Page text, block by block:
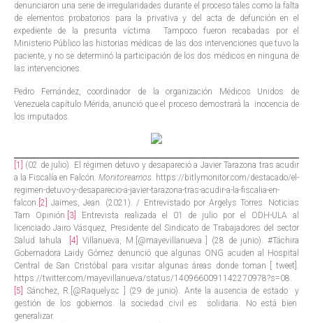
denunciaron una serie de irregularidades durante el proceso tales como la falta
de elementos probatorios para la privativa y del acta de defunción en el
expediente de la presunta víctima. Tampoco fueron recabadas por el
Ministerio Público las historias médicas de las dos intervenciones que tuvo la
paciente, y no se determinó la participación de los dos médicos en ninguna de
las intervenciones.
Pedro Fernández, coordinador de la organización Médicos Unidos de
Venezuela capítulo Mérida, anunció que el proceso demostrará la inocencia de
los imputados.
[1]
(02 de julio). El régimen detuvo y desapareció a Javier Tarazona tras acudir
a la Fiscalía en Falcón. Monitoreamos. https://bitlymonitor.com/destacado/el-
regimen-detuvo-y-desaparecio-a-javier-tarazona-tras-acudir-a-la-fiscalia-en-
falcon. [2]
Jaimes, Jean. (2021). / Entrevistado por Argelys Torres. Noticias
Tam Opinión. [3]
Entrevista realizada el 01 de julio por el ODH-ULA al
licenciado Jairo Vásquez, Presidente del Sindicato de Trabajadores del sector
Salud Iahula
[4]
Villanueva, M.[@mayevillanueva ] (28 de junio). #Táchira
Gobernadora Laidy Gómez denunció que algunas ONG acuden al Hospital
Central de San Cristóbal para visitar algunas áreas donde toman [ tweet].
https://twitter.com/mayevillanueva/status/1409660091142270978?s=08.
[5]
Sánchez, R.[@Raquelysc ] (29 de junio). Ante la ausencia de estado y
gestión de los gobiernos. la sociedad civil es solidaria. No está bien
generalizar.